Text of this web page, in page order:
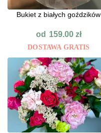
Bukiet z białych goździków
od 159.00 zł
DOSTAWA GRATIS